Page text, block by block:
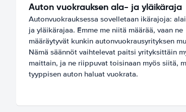
Auton vuokrauksen ala- ja yläikäraja
Autonvuokrauksessa sovelletaan ikärajoja:
ja yläikärajaa. Emme me niitä määrää, vaan ne
määräytyvät kunkin autonvuokrausyrityksen
Nämä säännöt vaihtelevat paitsi yrityksittäin
maittain, ja ne riippuvat toisinaan myös siitä,
tyyppisen auton haluat vuokrata.